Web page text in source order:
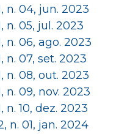
n. 04, jun. 2023
n. 05, jul. 2023
n. 06, ago. 2023
n. 07, set. 2023
n. 08, out. 2023
n. 09, nov. 2023
n. 10, dez. 2023
n. 01, jan. 2024